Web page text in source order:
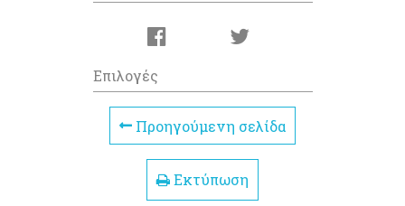
Επιλογές
Προηγούμενη σελίδα
Εκτύπωση